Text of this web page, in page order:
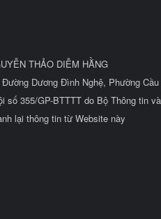
THẢO DIỄM HẰNG
Dương Đình Nghệ, Phường
số 355/GP-BTTTT do Bộ Thông tin
lại thông tin từ Website này